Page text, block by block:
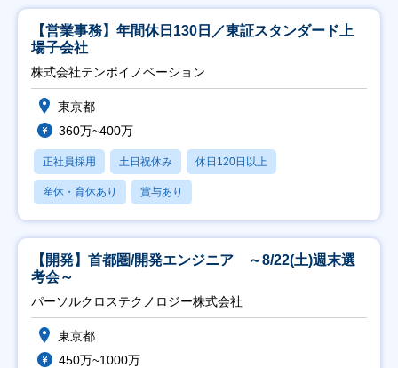
【営業事務】年間休日130日／東証スタンダード上
場子会社
株式会社テンポイノベーション
東京都
360万~400万
正社員採用 土日祝休み 休日120日以上
産休・育休あり 賞与あり
【開発】首都圏/開発エンジニア ～8/22(土)週末選
考会～
パーソルクロステクノロジー株式会社
東京都
450万~1000万